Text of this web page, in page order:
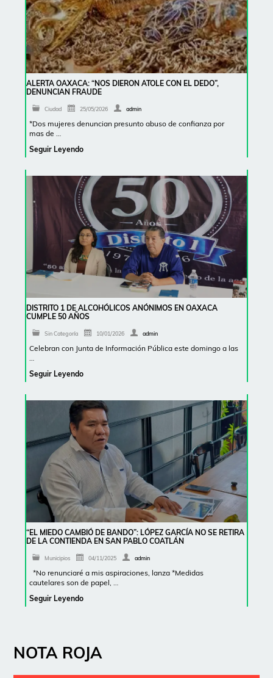
ALERTA OAXACA: “NOS DIERON ATOLE CON EL DEDO”,
DENUNCIAN FRAUDE
Ciudad 25/05/2026 admin
*Dos mujeres denuncian presunto abuso de confianza por
mas de …
Seguir Leyendo
DISTRITO 1 DE ALCOHÓLICOS ANÓNIMOS EN OAXACA
CUMPLE 50 AÑOS
Sin Categoría 10/01/2026 admin
Celebran con Junta de Información Pública este domingo a las
…
Seguir Leyendo
“EL MIEDO CAMBIÓ DE BANDO”: LÓPEZ GARCÍA NO SE RETIRA
DE LA CONTIENDA EN SAN PABLO COATLÁN
Municipios 04/11/2025 admin
*No renunciaré a mis aspiraciones, lanza *Medidas
cautelares son de papel, …
Seguir Leyendo
NOTA ROJA